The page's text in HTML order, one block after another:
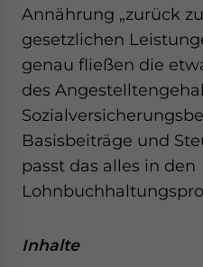
Annährung „zurück
gesetzlichen
genau fließen die
des
Basisbeiträge und
passt das alles in den
Inhalte